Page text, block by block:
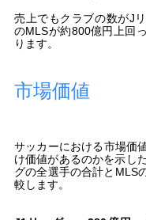
売上でもクラブの数がJ
のMLSが約800億円上回
ります。
市場価値
サッカーにおける市場価
け価値があるのかを示し
グの全選手の合計とMLS
較します。